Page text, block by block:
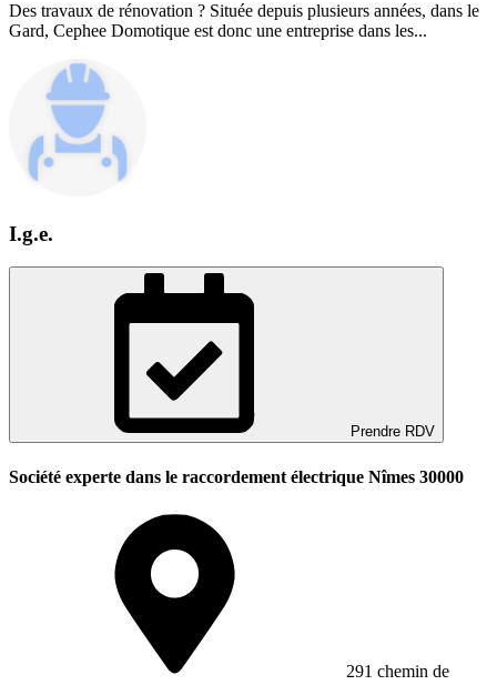
Des travaux de rénovation ? Située depuis plusieurs années, dans le
Gard, Cephee Domotique est donc une entreprise dans les...
I.g.e.
Prendre RDV
Société experte dans le raccordement électrique Nîmes 30000
291 chemin de